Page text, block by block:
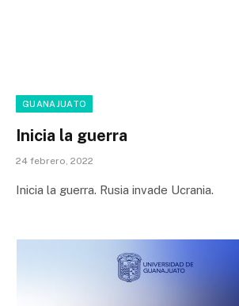
GUANAJUATO
Inicia la guerra
24 febrero, 2022
Inicia la guerra. Rusia invade Ucrania.